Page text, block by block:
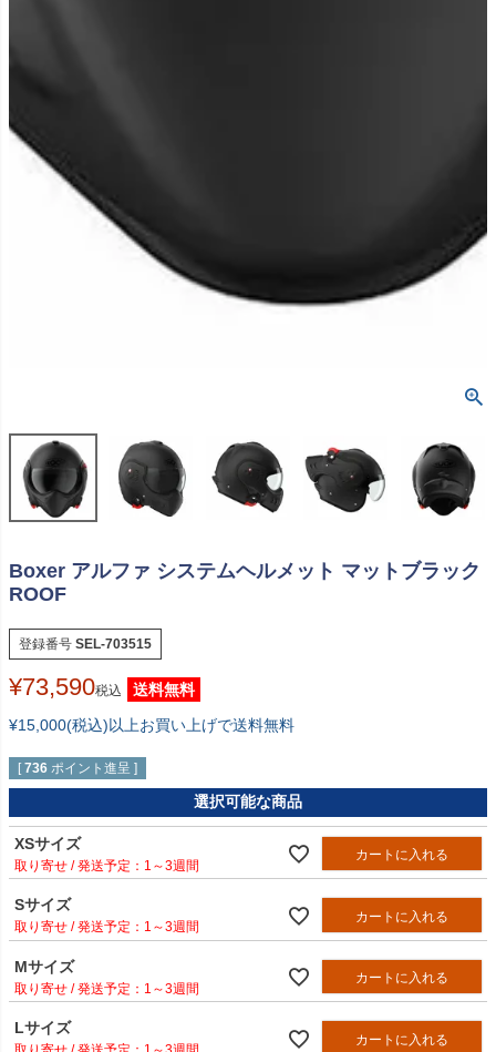
Boxer アルファ システムヘルメット マットブラック
ROOF
登録番号 SEL-703515
¥73,590税込
送料無料
¥15,000(税込)以上お買い上げで送料無料
[ 736 ポイント進呈 ]
選択可能な商品
XSサイズ
1～3週間
カートに入れる
Sサイズ
1～3週間
カートに入れる
Mサイズ
1～3週間
カートに入れる
Lサイズ
カートに入れる